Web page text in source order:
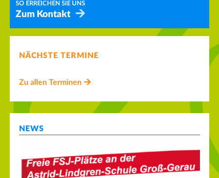
SO ERREICHEN SIE UNS
Zum Kontakt
NÄCHSTE TERMINE
Zu allen Terminen
NEWS